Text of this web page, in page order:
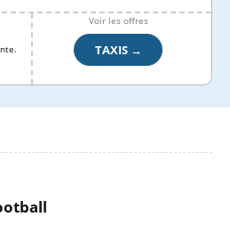
Voir les offres
TAXIS →